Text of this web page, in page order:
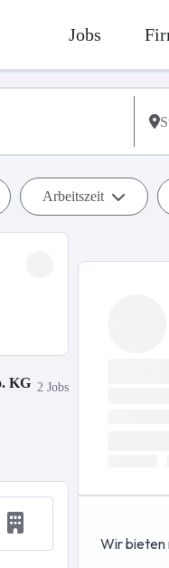
Jobs
Arbeitszeit
KG 2 Jobs